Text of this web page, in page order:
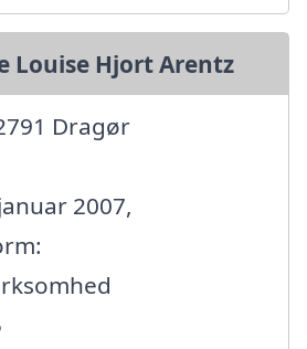
Louise Hjort Arentz
Dragør
2007,